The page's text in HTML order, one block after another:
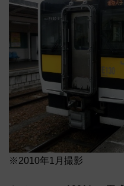
※2010年1月撮影